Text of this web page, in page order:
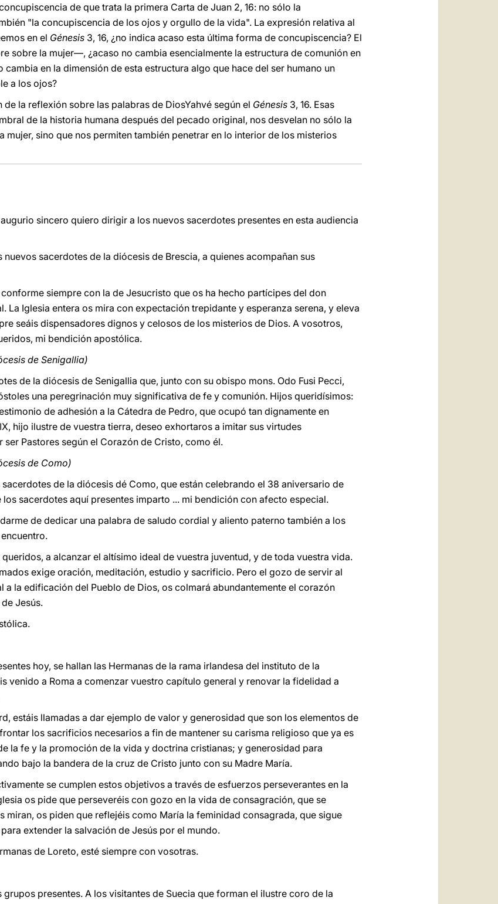
de que trata la primera Carta de Juan 2, 16: no sólo la
"la concupiscencia de los ojos y orgullo de la vida". La expresión relativa al
en el Génesis 3, 16, ¿no indica acaso esta última forma de concupiscencia? El
sobre la mujer—, ¿acaso no cambia esencialmente la estructura de comunión en
cambia en la dimensión de esta estructura algo que hace del ser humano un
a los ojos?
la reflexión sobre las palabras de DiosYahvé según el Génesis 3, 16. Esas
de la historia humana después del pecado original, nos desvelan no sólo la
mujer, sino que nos permiten también penetrar en lo interior de los misterios
sincero quiero dirigir a los nuevos sacerdotes presentes en esta audiencia
sacerdotes de la diócesis de Brescia, a quienes acompañan sus
siempre con la de Jesucristo que os ha hecho partícipes del don
La Iglesia entera os mira con expectación trepidante y esperanza serena, y eleva
seáis dispensadores dignos y celosos de los misterios de Dios. A vosotros,
mi bendición apostólica.
de Senigallia)
de la diócesis de Senigallia que, junto con su obispo mons. Odo Fusi Pecci,
una peregrinación muy significativa de fe y comunión. Hijos queridísimos:
de adhesión a la Cátedra de Pedro, que ocupó tan dignamente en
hijo ilustre de vuestra tierra, deseo exhortaros a imitar sus virtudes
Pastores según el Corazón de Cristo, como él.
de Como)
de la diócesis dé Como, que están celebrando el 38 aniversario de
sacerdotes aquí presentes imparto ... mi bendición con afecto especial.
de dedicar una palabra de saludo cordial y aliento paterno también a los
a alcanzar el altísimo ideal de vuestra juventud, y de toda vuestra vida.
exige oración, meditación, estudio y sacrificio. Pero el gozo de servir al
a la edificación del Pueblo de Dios, os colmará abundantemente el corazón
Jesús.
hoy, se hallan las Hermanas de la rama irlandesa del instituto de la
venido a Roma a comenzar vuestro capítulo general y renovar la fidelidad a
estáis llamadas a dar ejemplo de valor y generosidad que son los elementos de
los sacrificios necesarios a fin de mantener su carisma religioso que ya es
la fe y la promoción de la vida y doctrina cristianas; y generosidad para
bajo la bandera de la cruz de Cristo junto con su Madre María.
se cumplen estos objetivos a través de esfuerzos perseverantes en la
os pide que perseveréis con gozo en la vida de consagración, que se
miran, os piden que reflejéis como María la feminidad consagrada, que sigue
extender la salvación de Jesús por el mundo.
de Loreto, esté siempre con vosotras.
presentes. A los visitantes de Suecia que forman el ilustre coro de la